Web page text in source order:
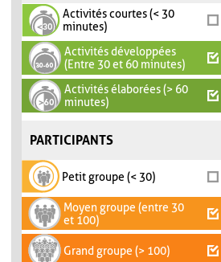
Activités courtes (< 30
minutes)
Activités développées
(Entre 30 et 60 minutes)
Activités élaborées (> 60
minutes)
PARTICIPANTS
Petit groupe (< 30)
Moyen groupe (entre 30
et 100)
Grand groupe (> 100)